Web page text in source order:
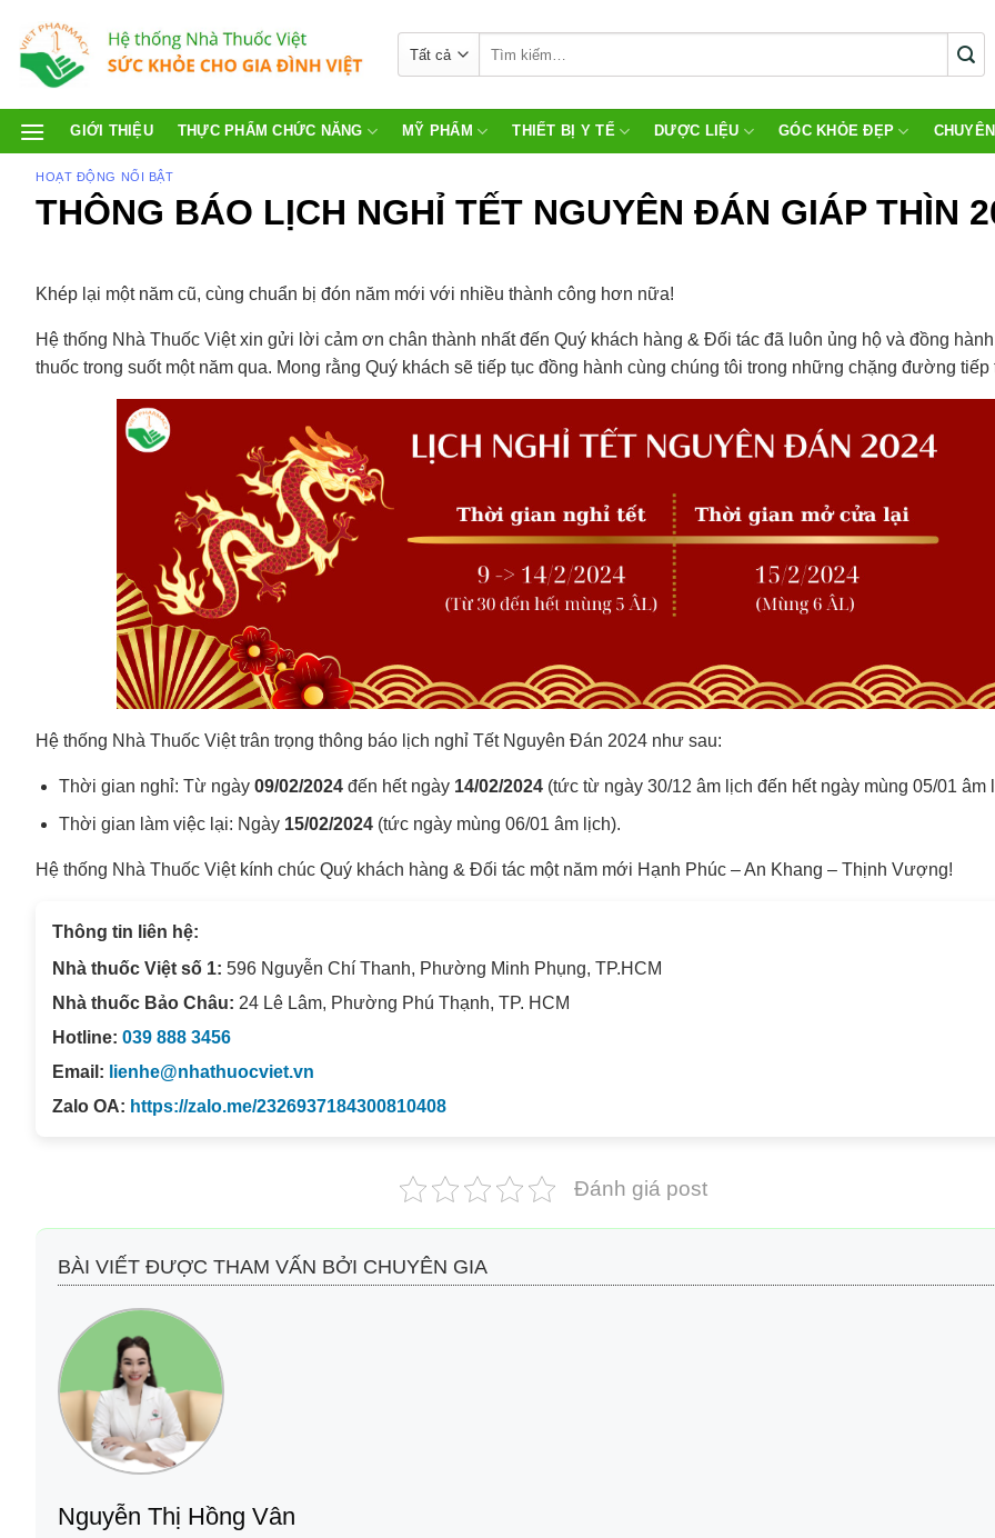
GIỚI THIỆU THỰC PHẨM CHỨC NĂNG MỸ PHẨM THIẾT BỊ Y TẾ DƯỢC LIỆU GÓC KHỎE ĐẸP
HOẠT ĐỘNG NỔI BẬT
THÔNG BÁO LỊCH NGHỈ TẾT NGUYÊN ĐÁN GIÁP THÌN
Khép lại một năm cũ, cùng chuẩn bị đón năm mới với nhiều thành công hơn nữa!
Hệ thống Nhà Thuốc Việt xin gửi lời cảm ơn chân thành nhất đến Quý khách hàng & Đối tác đã luôn ủng hộ và đồng
thuốc trong suốt một năm qua. Mong rằng Quý khách sẽ tiếp tục đồng hành cùng chúng tôi trong những chặng đường tiếp
Hệ thống Nhà Thuốc Việt trân trọng thông báo lịch nghỉ Tết Nguyên Đán 2024 như sau:
Thời gian nghỉ: Từ ngày 09/02/2024đến hết ngày 14/02/2024(tức từ ngày 30/12 âm lịch đến hết ngày mùng 05/01 âm
Thời gian làm việc lại: Ngày 15/02/2024(tức ngày mùng 06/01 âm lịch).
Hệ thống Nhà Thuốc Việt kính chúc Quý khách hàng & Đối tác một năm mới Hạnh Phúc – An Khang – Thịnh Vượng!
Thông tin liên hệ:
Nhà thuốc Việt số 1: 596 Nguyễn Chí Thanh, Phường Minh Phụng, TP.HCM
Nhà thuốc Bảo Châu: 24 Lê Lâm, Phường Phú Thạnh, TP. HCM
Hotline: 039 888 3456
Email: lienhe@nhathuocviet.vn
Zalo OA: https://zalo.me/2326937184300810408
Đánh giá post
BÀI VIẾT ĐƯỢC THAM VẤN BỞI CHUYÊN GIA
Nguyễn Thị Hồng Vân